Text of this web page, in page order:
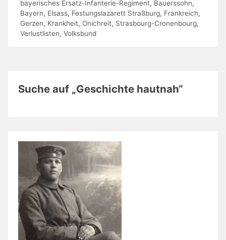
bayerisches Ersatz-Infanterie-Regiment, Bauerssohn,
Bayern, Elsass, Festungslazarett Straßburg, Frankreich,
Gerzen, Krankheit, Onichreit, Strasbourg-Cronenbourg,
Verlustlisten, Volksbund
Suche auf „Geschichte hautnah“